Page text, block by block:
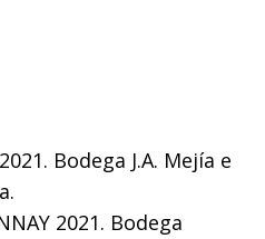
Bodega J.A. Mejía e
2021. Bodega